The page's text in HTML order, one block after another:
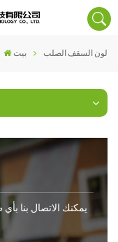
بيت لون السقف الصلب